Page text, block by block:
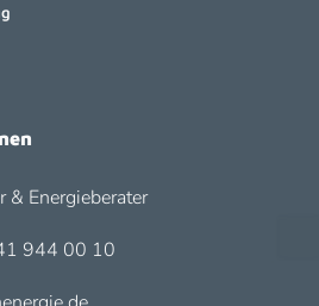
& Energieberater
944 00 10